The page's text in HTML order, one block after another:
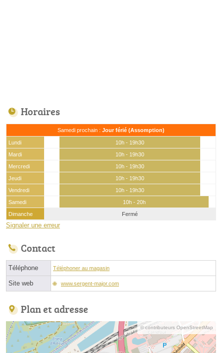
Horaires
Samedi prochain : Jour férié (Assomption)
Lundi
10h - 19h30
Mardi
10h - 19h30
Mercredi
10h - 19h30
Jeudi
10h - 19h30
Vendredi
10h - 19h30
Samedi
10h - 20h
Dimanche
Fermé
Signaler une erreur
Contact
Téléphone Téléphoner au magasin
Site web www.sergent-major.com
Plan et adresse
© contributeurs OpenStreetMap